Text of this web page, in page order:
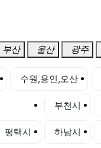
부산 울산 광주
수원,용인,오산
부천시
평택시 하남시